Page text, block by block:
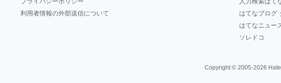
利用者情報の外部送信について
はてなブログ
はてなニュー
ソレドコ
Copyright © 2005-2026